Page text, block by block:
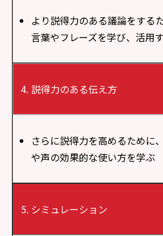
より説得力のある議論をする
言葉やフレーズを学び、活用
説得力のある伝え方
さらに説得力を高めるために
や声の効果的な使い方を学ぶ
シミュレーション